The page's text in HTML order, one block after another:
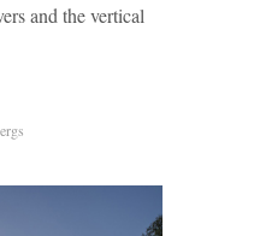
and the vertical